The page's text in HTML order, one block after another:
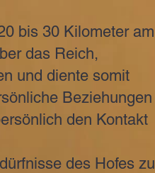
bis 30 Kilometer am
das Reich,
und diente somit
Beziehungen
den Kontakt
des Hofes zu